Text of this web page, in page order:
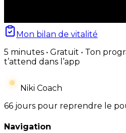
Mon bilan de vitalité
5 minutes • Gratuit • Ton
t’attend dans l’app
Niki Coach
66 jours pour reprendre le
Navigation